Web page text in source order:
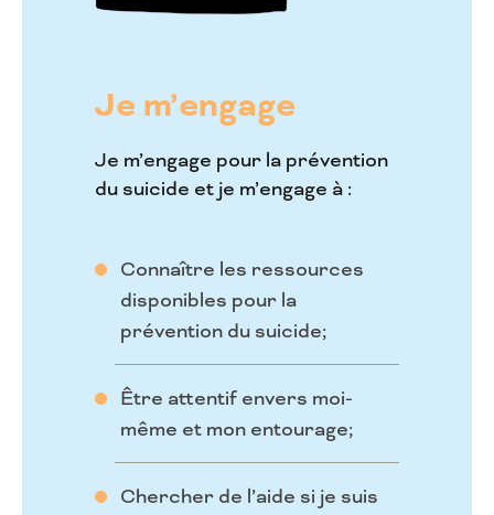
Je m’engage
Je m’engage pour la prévention
du suicide et je m’engage à :
Connaître les ressources
disponibles pour la
prévention du suicide;
Être attentif envers moi-
même et mon entourage;
Chercher de l’aide si je suis